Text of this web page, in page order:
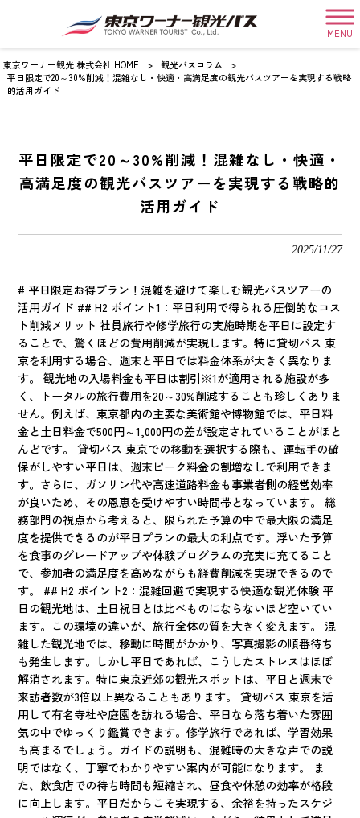
MENU
東京ワーナー観光 株式会社 HOME > 観光バスコラム
>
平日限定で20～30%削減！混雑なし・快適・高満足度の観光バスツアーを実現する戦略
的活用ガイド
平日限定で20～30%削減！混雑なし・快適・
高満足度の観光バスツアーを実現する戦略的
活用ガイド
2025/11/27
# 平日限定お得プラン！混雑を避けて楽しむ観光バスツアーの
活用ガイド ## H2 ポイント1：平日利用で得られる圧倒的なコス
ト削減メリット 社員旅行や修学旅行の実施時期を平日に設定す
ることで、驚くほどの費用削減が実現します。特に貸切バス 東
京を利用する場合、週末と平日では料金体系が大きく異なりま
す。 観光地の入場料金も平日は割引※1が適用される施設が多
く、トータルの旅行費用を20～30%削減することも珍しくありま
せん。例えば、東京都内の主要な美術館や博物館では、平日料
金と土日料金で500円～1,000円の差が設定されていることがほと
んどです。 貸切バス 東京での移動を選択する際も、運転手の確
保がしやすい平日は、週末ピーク料金の割増なしで利用できま
す。さらに、ガソリン代や高速道路料金も事業者側の経営効率
が良いため、その恩恵を受けやすい時間帯となっています。 総
務部門の視点から考えると、限られた予算の中で最大限の満足
度を提供できるのが平日プランの最大の利点です。浮いた予算
を食事のグレードアップや体験プログラムの充実に充てること
で、参加者の満足度を高めながらも経費削減を実現できるので
す。 ## H2 ポイント2：混雑回避で実現する快適な観光体験 平
日の観光地は、土日祝日とは比べものにならないほど空いてい
ます。この環境の違いが、旅行全体の質を大きく変えます。 混
雑した観光地では、移動に時間がかかり、写真撮影の順番待ち
も発生します。しかし平日であれば、こうしたストレスはほぼ
解消されます。特に東京近郊の観光スポットは、平日と週末で
来訪者数が3倍以上異なることもあります。 貸切バス 東京を活
用して有名寺社や庭園を訪れる場合、平日なら落ち着いた雰囲
気の中でゆっくり鑑賞できます。修学旅行であれば、学習効果
も高まるでしょう。ガイドの説明も、混雑時の大きな声での説
明ではなく、丁寧でわかりやすい案内が可能になります。 ま
た、飲食店での待ち時間も短縮され、昼食や休憩の効率が格段
に向上します。平日だからこそ実現する、余裕を持ったスケジ